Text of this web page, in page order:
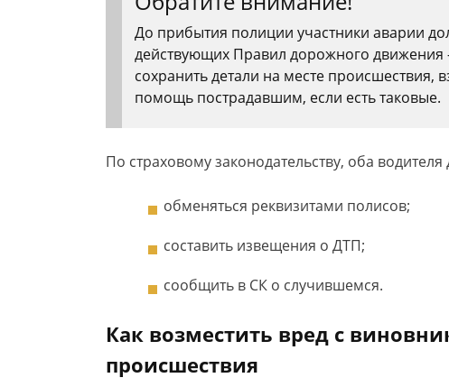
До прибытия полиции участники аварии
действующих Правил дорожного движения
сохранить детали на месте происшествия,
помощь пострадавшим, если есть таковые.
По страховому законодательству, оба
обменяться реквизитами полисов;
составить извещения о ДТП;
сообщить в СК о случившемся.
Как возместить вред с
происшествия